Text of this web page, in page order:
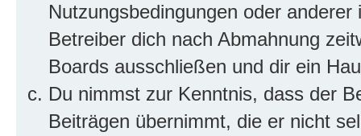
Nutzungsbedingungen oder
Betreiber dich nach Abmahnung
Boards ausschließen und dir ein
Du nimmst zur Kenntnis, dass der
Beiträgen übernimmt, die er nicht